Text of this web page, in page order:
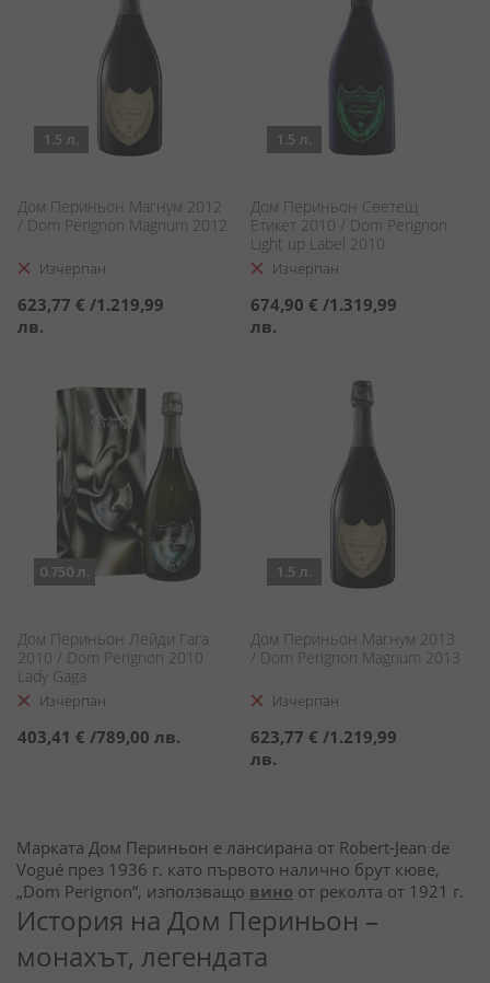
1.5 л.
Дом Периньон Магнум 2012
/ Dom Perignon Magnum 2012
Изчерпан
623,77 € /1.219,99
лв.
1.5 л.
Дом Периньон Светещ
Етикет 2010 / Dom Perignon
Light up Label 2010
Изчерпан
674,90 € /1.319,99
лв.
0.750 л.
Дом Периньон Лейди Гага
2010 / Dom Pеrignon 2010
Lady Gaga
Изчерпан
403,41 € /789,00 лв.
1.5 л.
Дом Периньон Магнум 2013
/ Dom Perignon Magnum 2013
Изчерпан
623,77 € /1.219,99
лв.
Марката Дом Периньон е лансирана от Robert-Jean de
Vogué през 1936 г. като първото налично брут кюве,
„Dom Perignon“, използващо вино от реколта от 1921 г.
История на Дом Периньон –
монахът, легендата